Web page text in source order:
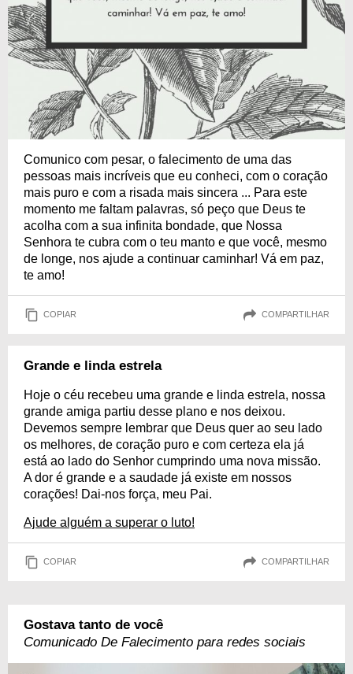
Comunico com pesar, o falecimento de uma das
pessoas mais incríveis que eu conheci, com o coração
mais puro e com a risada mais sincera ... Para este
momento me faltam palavras, só peço que Deus te
acolha com a sua infinita bondade, que Nossa
Senhora te cubra com o teu manto e que você, mesmo
de longe, nos ajude a continuar caminhar! Vá em paz,
te amo!
COPIAR COMPARTILHAR
Grande e linda estrela
Hoje o céu recebeu uma grande e linda estrela, nossa
grande amiga partiu desse plano e nos deixou.
Devemos sempre lembrar que Deus quer ao seu lado
os melhores, de coração puro e com certeza ela já
está ao lado do Senhor cumprindo uma nova missão.
A dor é grande e a saudade já existe em nossos
corações! Dai-nos força, meu Pai.
Ajude alguém a superar o luto!
COPIAR COMPARTILHAR
Gostava tanto de você
Comunicado De Falecimento para redes sociais